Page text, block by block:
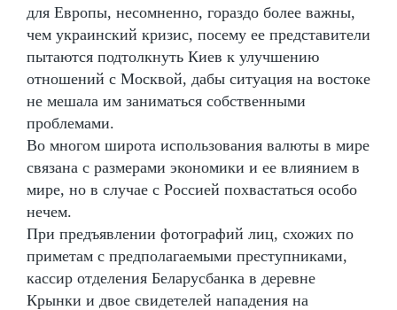
для Европы, несомненно, гораздо более важны,
чем украинский кризис, посему ее представители
пытаются подтолкнуть Киев к улучшению
отношений с Москвой, дабы ситуация на востоке
не мешала им заниматься собственными
проблемами.
Во многом широта использования валюты в мире
связана с размерами экономики и ее влиянием в
мире, но в случае с Россией похвастаться особо
нечем.
При предъявлении фотографий лиц, схожих по
приметам с предполагаемыми преступниками,
кассир отделения Беларусбанка в деревне
Крынки и двое свидетелей нападения на